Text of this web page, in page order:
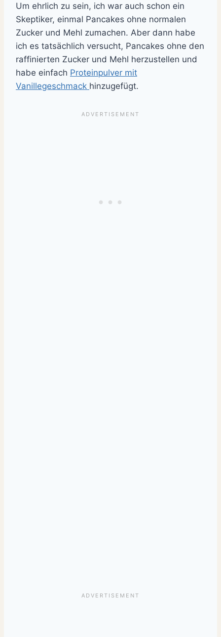
Um ehrlich zu sein, ich war auch schon ein
Skeptiker, einmal Pancakes ohne normalen
Zucker und Mehl zumachen. Aber dann habe
ich es tatsächlich versucht, Pancakes ohne den
raffinierten Zucker und Mehl herzustellen und
habe einfach Proteinpulver mit
Vanillegeschmack hinzugefügt.